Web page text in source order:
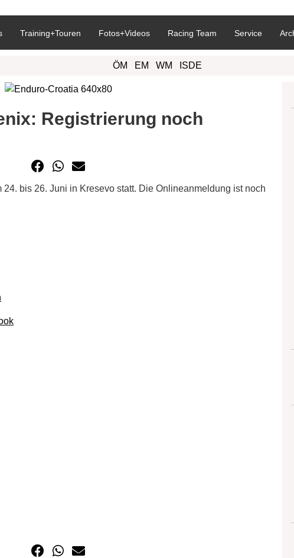
Training+Touren Fotos+Videos Racing Team Service
ÖM EM WM ISDE
Registrierung noch
bis 26. Juni in Kresevo statt. Die Onlineanmeldung ist noch